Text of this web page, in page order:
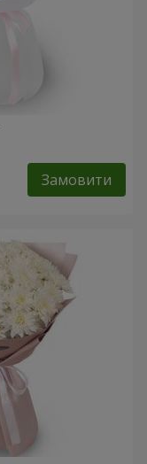
Замовити